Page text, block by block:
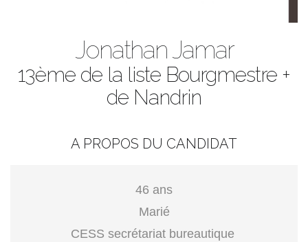
Jonathan Jamar
13ème de la liste Bourgmestre +
de Nandrin
A PROPOS DU CANDIDAT
46 ans
Marié
CESS secrétariat bureautique